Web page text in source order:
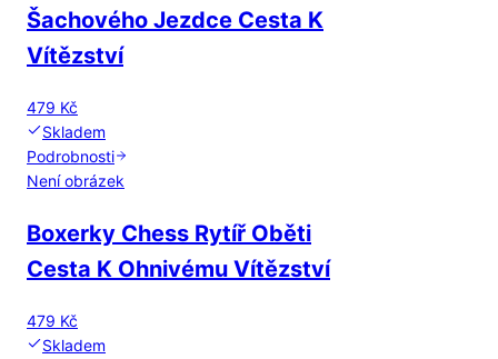
Šachového Jezdce Cesta K
Vítězství
479 Kč
Skladem
Podrobnosti
Není obrázek
Boxerky Chess Rytíř Oběti
Cesta K Ohnivému Vítězství
479 Kč
Skladem